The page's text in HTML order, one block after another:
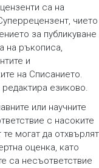
са на
чието
за публикуване
на ръкописа,
и
на Списанието.
редактира езиково.
или научните
с насоките
могат да отхвърлят
оценка, като
са несъответствие